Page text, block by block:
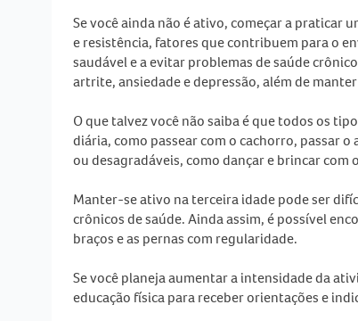
Se você ainda não é ativo, começar a praticar
e resistência, fatores que contribuem para o
saudável e a evitar problemas de saúde
artrite, ansiedade e depressão, além de
O que talvez você não saiba é que todos os
diária, como passear com o cachorro, passar
ou desagradáveis, como dançar e brincar com
Manter-se ativo na terceira idade pode ser
crônicos de saúde. Ainda assim, é possível
braços e as pernas com regularidade.
Se você planeja aumentar a intensidade da
educação física para receber orientações e